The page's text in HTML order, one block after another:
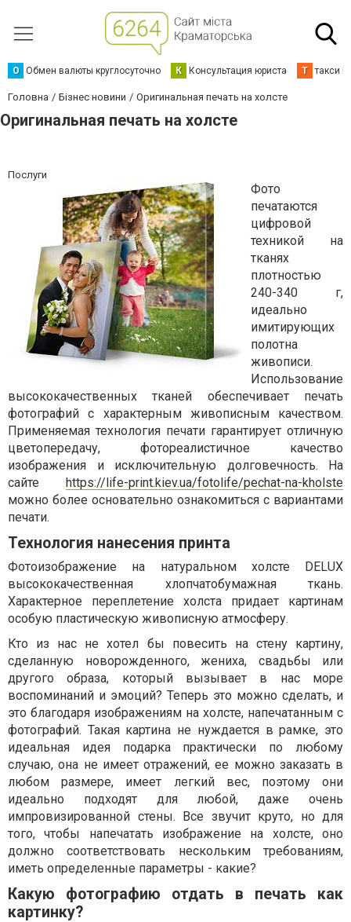
О Обмен валюты круглосуточно К Консультация юриста Т такси
Головна Бізнес новини Оригинальная печать на холсте
Оригинальная печать на холсте
Послуги
Фото
печатаются
цифровой
техникой на
тканях
плотностью
240-340 г,
идеально
имитирующих
полотна
живописи.
Использование
высококачественных тканей обеспечивает печать
фотографий с характерным живописным качеством.
Применяемая технология печати гарантирует отличную
цветопередачу, фотореалистичное качество
изображения и исключительную долговечность. На
сайте https://life-print.kiev.ua/fotolife/pechat-na-kholste
можно более основательно ознакомиться с вариантами
печати.
Технология нанесения принта
Фотоизображение на натуральном холсте DELUX
высококачественная хлопчатобумажная ткань.
Характерное переплетение холста придает картинам
особую пластическую живописную атмосферу.
Кто из нас не хотел бы повесить на стену картину,
сделанную новорожденного, жениха, свадьбы или
другого образа, который вызывает в нас море
воспоминаний и эмоций? Теперь это можно сделать, и
это благодаря изображениям на холсте, напечатанным с
фотографий. Такая картина не нуждается в рамке, это
идеальная идея подарка практически по любому
случаю, она не имеет отражений, ее можно заказать в
любом размере, имеет легкий вес, поэтому они
идеально подходят для любой, даже очень
импровизированной стены. Все звучит круто, но для
того, чтобы напечатать изображение на холсте, оно
должно соответствовать нескольким требованиям,
иметь определенные параметры - какие?
Какую фотографию отдать в печать как
картинку?